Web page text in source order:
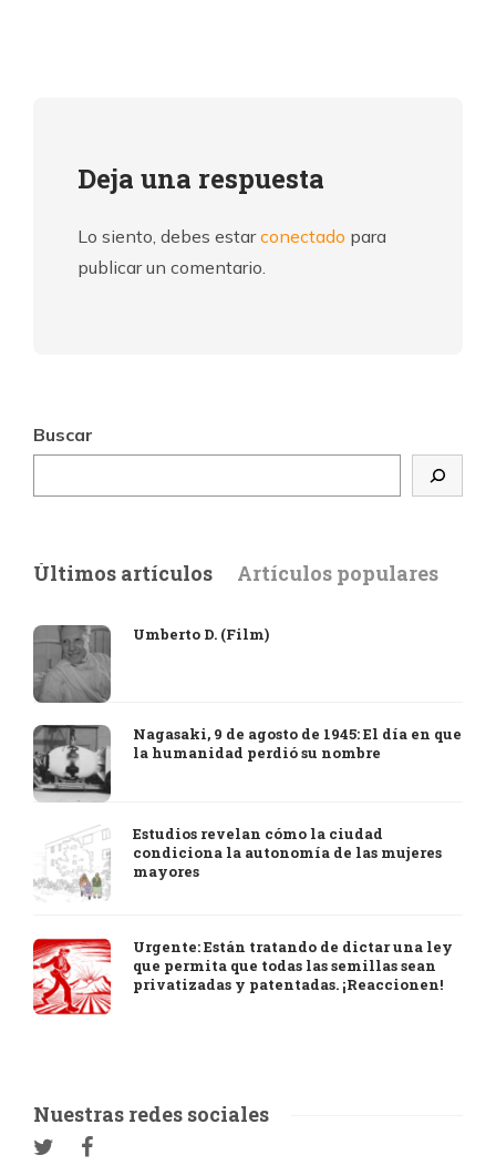
Deja una respuesta
Lo siento, debes estarconectado para
publicar un comentario.
Buscar
Últimos artículos Artículos populares
Umberto D. (Film)
Nagasaki, 9 de agosto de 1945: El día en que
la humanidad perdió su nombre
Estudios revelan cómo la ciudad
condiciona la autonomía de las mujeres
mayores
Urgente: Están tratando de dictar una ley
que permita que todas las semillas sean
privatizadas y patentadas. ¡Reaccionen!
Nuestras redes sociales